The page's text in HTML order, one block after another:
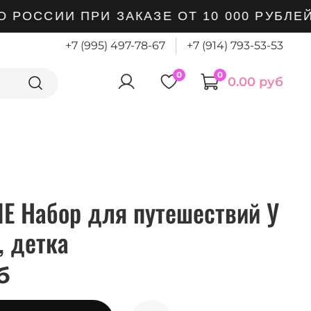
ПРИ ЗАКАЗЕ ОТ 10 000 РУБЛЕЙ
+7 (995) 497-78-67 +7 (914) 793-53-53
0 0 0.00 руб
Набор для путешествий У
детка